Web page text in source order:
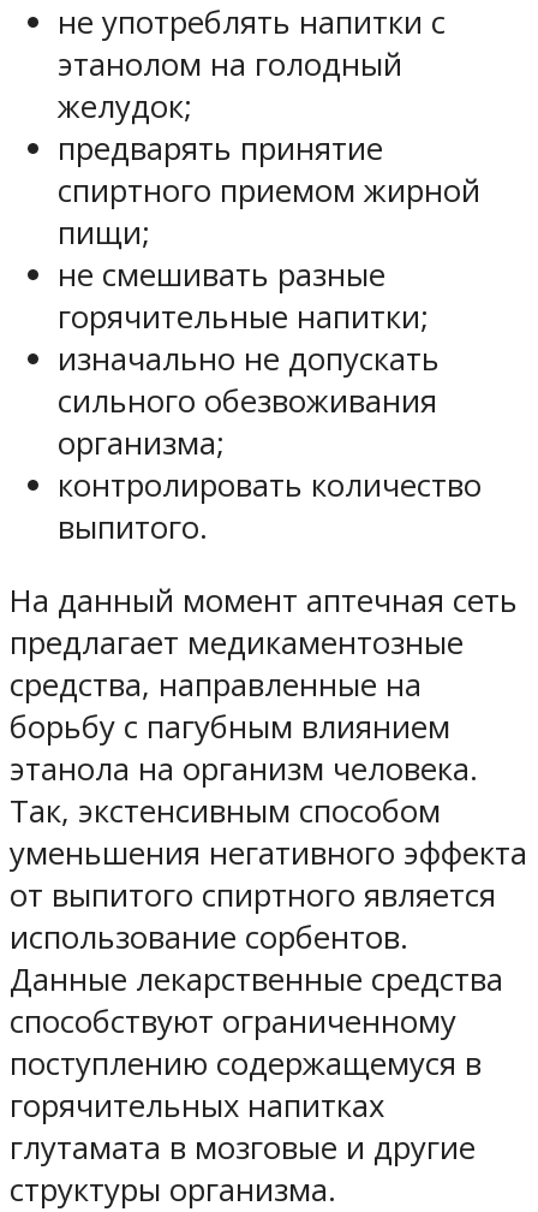
не употреблять напитки с
этанолом на голодный
желудок;
предварять принятие
спиртного приемом жирной
пищи;
не смешивать разные
горячительные напитки;
изначально не допускать
сильного обезвоживания
организма;
контролировать количество
выпитого.
На данный момент аптечная сеть
предлагает медикаментозные
средства, направленные на
борьбу с пагубным влиянием
этанола на организм человека.
Так, экстенсивным способом
уменьшения негативного эффекта
от выпитого спиртного является
использование сорбентов.
Данные лекарственные средства
способствуют ограниченному
поступлению содержащемуся в
горячительных напитках
глутамата в мозговые и другие
структуры организма.